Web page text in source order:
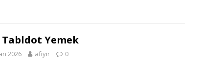
Yemek
2026 afiyir 0